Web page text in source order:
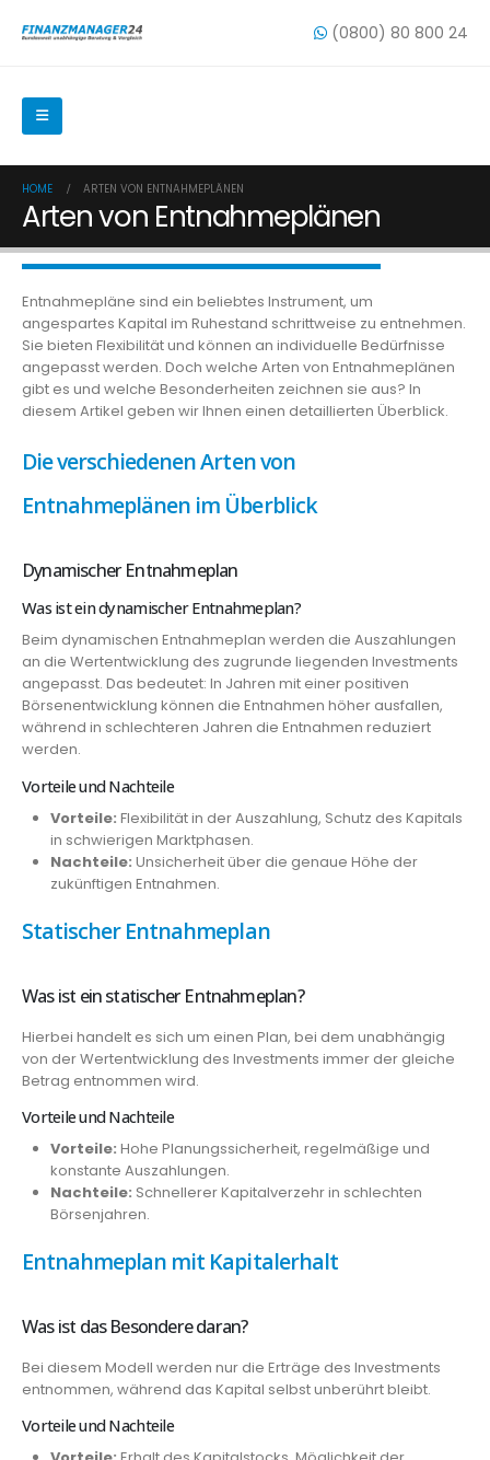
(0800) 80 800 24
HOME ARTEN VON ENTNAHMEPLÄNEN
Arten von Entnahmeplänen
Entnahmepläne sind ein beliebtes Instrument, um
angespartes Kapital im Ruhestand schrittweise zu entnehmen.
Sie bieten Flexibilität und können an individuelle Bedürfnisse
angepasst werden. Doch welche Arten von Entnahmeplänen
gibt es und welche Besonderheiten zeichnen sie aus? In
diesem Artikel geben wir Ihnen einen detaillierten Überblick.
Die verschiedenen Arten von
Entnahmeplänen im Überblick
Dynamischer Entnahmeplan
Was ist ein dynamischer Entnahmeplan?
Beim dynamischen Entnahmeplan werden die Auszahlungen
an die Wertentwicklung des zugrunde liegenden Investments
angepasst. Das bedeutet: In Jahren mit einer positiven
Börsenentwicklung können die Entnahmen höher ausfallen,
während in schlechteren Jahren die Entnahmen reduziert
werden.
Vorteile und Nachteile
Vorteile: Flexibilität in der Auszahlung, Schutz des Kapitals
in schwierigen Marktphasen.
Nachteile: Unsicherheit über die genaue Höhe der
zukünftigen Entnahmen.
Statischer Entnahmeplan
Was ist ein statischer Entnahmeplan?
Hierbei handelt es sich um einen Plan, bei dem unabhängig
von der Wertentwicklung des Investments immer der gleiche
Betrag entnommen wird.
Vorteile und Nachteile
Vorteile: Hohe Planungssicherheit, regelmäßige und
konstante Auszahlungen.
Nachteile: Schnellerer Kapitalverzehr in schlechten
Börsenjahren.
Entnahmeplan mit Kapitalerhalt
Was ist das Besondere daran?
Bei diesem Modell werden nur die Erträge des Investments
entnommen, während das Kapital selbst unberührt bleibt.
Vorteile und Nachteile